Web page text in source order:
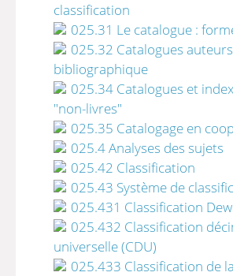
classification
025.31 Le catalogue :
025.32 Catalogues
bibliographique
025.34 Catalogues et
"non-livres"
025.35 Catalogage en
025.4 Analyses des sujets
025.42 Classification
025.43 Système de
025.431 Classification
025.432 Classification
universelle (CDU)
025.433 Classification de